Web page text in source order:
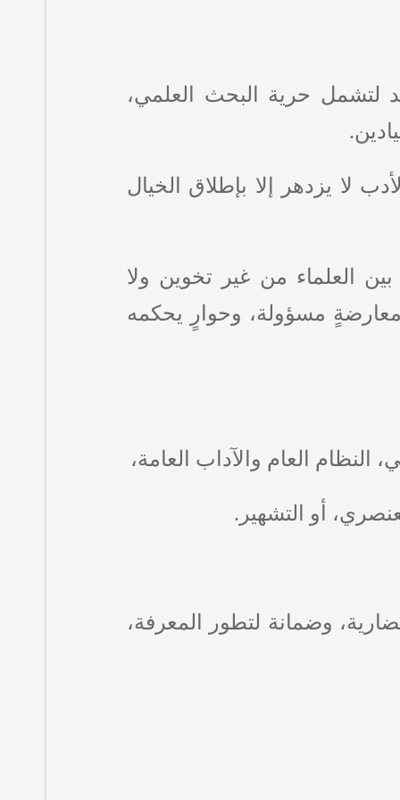
لتشمل حرية البحث العلمي،
لا يزدهر إلا بإطلاق الخيال
العلماء من غير تخوين ولا
مسؤولة، وحوارٍ يحكمه
العام والآداب العامة،
أو التشهير.
وضمانة لتطور المعرفة،